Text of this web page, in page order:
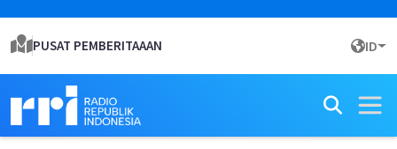
PUSAT PEMBERITAAAN ID